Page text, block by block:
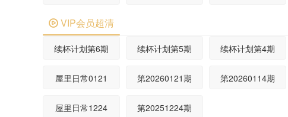
 VIP会员超清
续杯计划第6期 续杯计划第5期 续杯计划第4期
屋里日常0121 第20260121期 第20260114期
屋里日常1224 第20251224期